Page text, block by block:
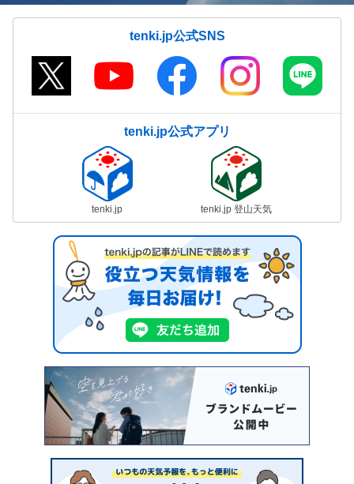
tenki.jp公式SNS
tenki.jp公式アプリ
tenki.jp tenki.jp 登山天気